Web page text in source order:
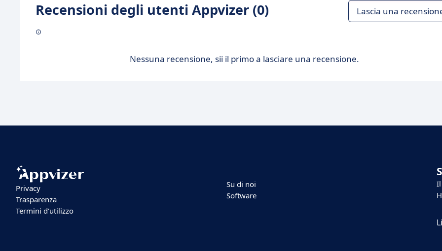
Recensioni degli utenti Appvizer (0) Lascia una
Nessuna recensione, sii il primo a lasciare una recensione.
Privacy
Trasparenza
Termini d'utilizzo
Su di noi
Software